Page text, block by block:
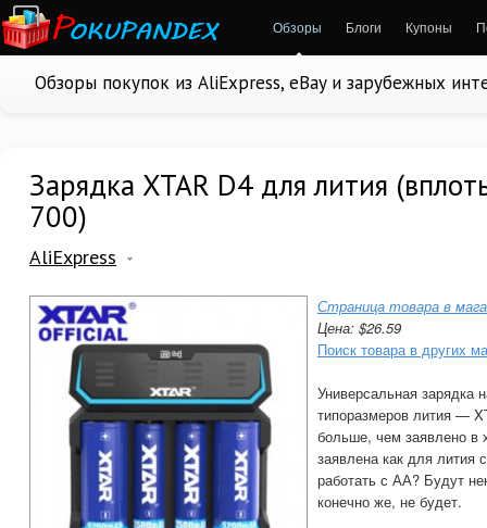
Обзоры Блоги Купоны
Обзоры покупок из AliExpress, eBay и зарубежных
Зарядка XTAR D4 для лития
700)
AliExpress
Страница товара в
Цена: $26.59
Поиск товара в других
Универсальная зарядка
типоразмеров лития —
больше, чем заявлено в
заявлена как для
работать с АА? Будут
конечно же, не будет.